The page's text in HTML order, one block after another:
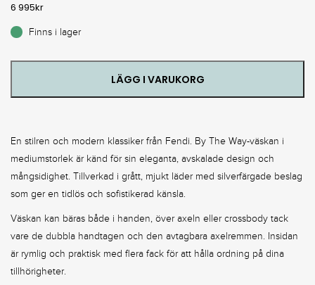
6 995kr
Finns i lager
LÄGG I VARUKORG
En stilren och modern klassiker från Fendi. By The Way-väskan i
mediumstorlek är känd för sin eleganta, avskalade design och
mångsidighet. Tillverkad i grått, mjukt läder med silverfärgade beslag
som ger en tidlös och sofistikerad känsla.
Väskan kan bäras både i handen, över axeln eller crossbody tack
vare de dubbla handtagen och den avtagbara axelremmen. Insidan
är rymlig och praktisk med flera fack för att hålla ordning på dina
tillhörigheter.